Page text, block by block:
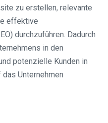
zu erstellen, relevante
effektive
durchzuführen. Dadurch
in den
potenzielle Kunden in
Unternehmen